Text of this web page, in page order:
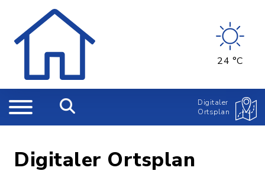
24 °C
Digitaler
Ortsplan
Digitaler Ortsplan